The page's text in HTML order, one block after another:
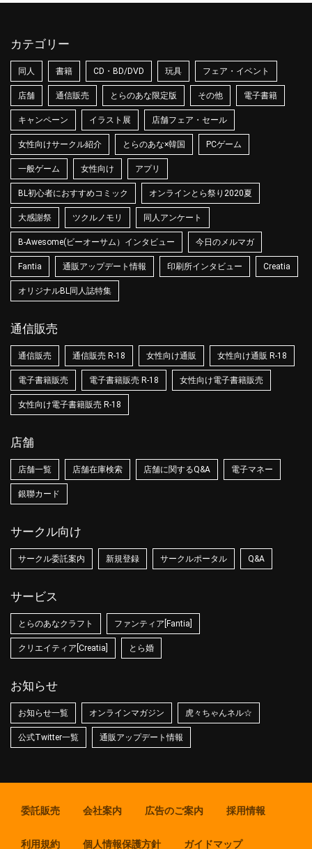
カテゴリー
同人 書籍 CD・BD/DVD 玩具 フェア・イベント
店舗 通信販売 とらのあな限定版 その他 電子書籍
キャンペーン イラスト展 店舗フェア・セール
女性向けサークル紹介 とらのあな×韓国 PCゲーム
一般ゲーム 女性向け アプリ
BL初心者におすすめコミック オンラインとら祭り2020夏
大感謝祭 ツクルノモリ 同人アンケート
B-Awesome(ビーオーサム）インタビュー 今日のメルマガ
Fantia 通販アップデート情報 印刷所インタビュー Creatia
オリジナルBL同人誌特集
通信販売
通信販売 通信販売 R-18 女性向け通販 女性向け通販 R-18
電子書籍販売 電子書籍販売 R-18 女性向け電子書籍販売
女性向け電子書籍販売 R-18
店舗
店舗一覧 店舗在庫検索 店舗に関するQ&A 電子マネー
銀聯カード
サークル向け
サークル委託案内 新規登録 サークルポータル Q&A
サービス
とらのあなクラフト ファンティア[Fantia]
クリエイティア[Creatia] とら婚
お知らせ
お知らせ一覧 オンラインマガジン 虎々ちゃんネル☆
公式Twitter一覧 通販アップデート情報
委託販売 会社案内 広告のご案内 採用情報
利用規約 個人情報保護方針 ガイドマップ